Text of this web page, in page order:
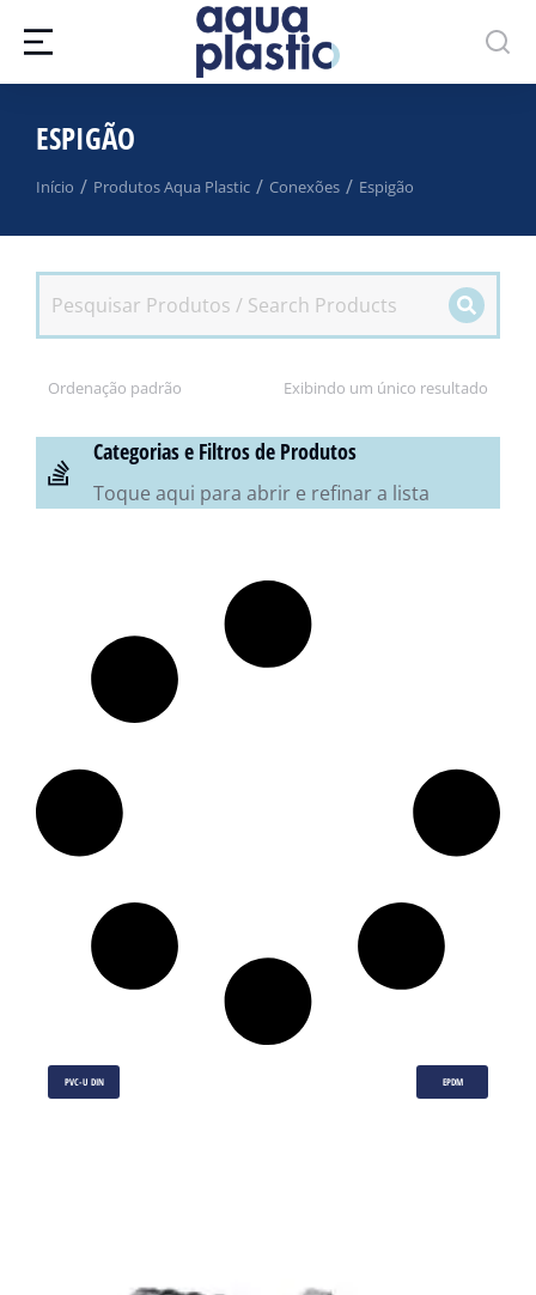
ESPIGÃO
Você está aqui:
Início Produtos Aqua Plastic Conexões Espigão
Exibindo um único resultado
Categorias e Filtros de Produtos
Toque aqui para abrir e refinar a lista
PVC-U DIN EPDM